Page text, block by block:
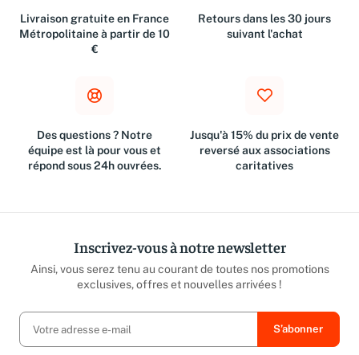
Livraison gratuite en France
Métropolitaine à partir de 10
€
Retours dans les 30 jours
suivant l'achat
Des questions ? Notre
équipe est là pour vous et
répond sous 24h ouvrées.
Jusqu'à 15% du prix de vente
reversé aux associations
caritatives
Inscrivez-vous à notre newsletter
Ainsi, vous serez tenu au courant de toutes nos promotions
exclusives, offres et nouvelles arrivées !